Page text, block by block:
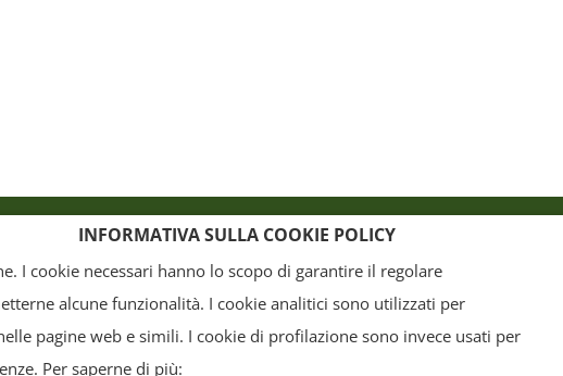
grafica ed il layout) sono di proprietà del "Distretto Produttivo Agrumi di Sicilia" e tutelati dal diritto
i documenti presenti su questo sito, disponibili gratuitamente per il download, sono da intendere
INFORMATIVA SULLA COOKIE POLICY
I cookie necessari hanno lo scopo di garantire il regolare
alcune funzionalità. I cookie analitici sono utilizzati per
pagine web e simili. I cookie di profilazione sono invece usati per
Per saperne di più: